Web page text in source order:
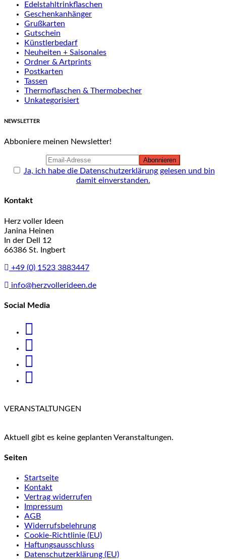
Edelstahltrinkflaschen
Geschenkanhänger
Grußkarten
Gutschein
Künstlerbedarf
Neuheiten + Saisonales
Ordner & Artprints
Postkarten
Tassen
Thermoflaschen & Thermobecher
Unkategorisiert
NEWSLETTER
Abboniere meinen Newsletter!
Ja, ich habe die Datenschutzerklärung gelesen und bin
damit einverstanden.
Kontakt
Herz voller Ideen
Janina Heinen
In der Dell 12
66386 St. Ingbert
+49 (0) 1523 3883447
info@herzvollerideen.de
Social Media
VERANSTALTUNGEN
Aktuell gibt es keine geplanten Veranstaltungen.
Seiten
Startseite
Kontakt
Vertrag widerrufen
Impressum
AGB
Widerrufsbelehrung
Cookie-Richtlinie (EU)
Haftungsausschluss
Datenschutzerklärung (EU)